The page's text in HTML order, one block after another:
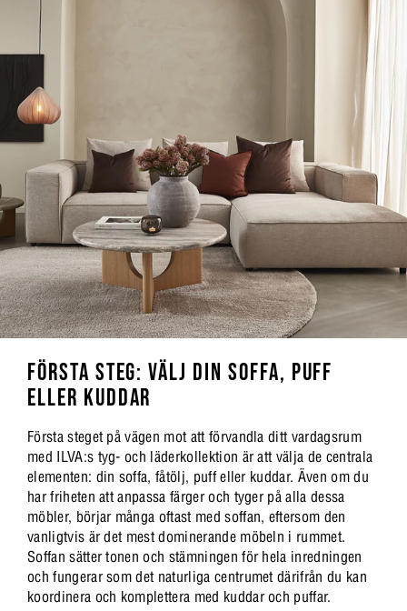
FÖRSTA STEG: VÄLJ DIN SOFFA, PUFF
ELLER KUDDAR
Första steget på vägen mot att förvandla ditt vardagsrum
med ILVA:s tyg- och läderkollektion är att välja de centrala
elementen: din soffa, fåtölj, puff eller kuddar. Även om du
har friheten att anpassa färger och tyger på alla dessa
möbler, börjar många oftast med soffan, eftersom den
vanligtvis är det mest dominerande möbeln i rummet.
Soffan sätter tonen och stämningen för hela inredningen
och fungerar som det naturliga centrumet därifrån du kan
koordinera och komplettera med kuddar och puffar.